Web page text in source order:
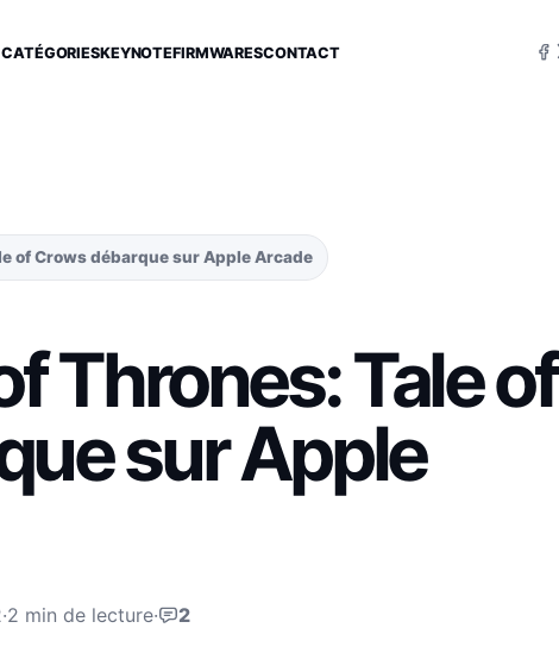
CATÉGORIESKEYNOTEFIRMWARESCONTACT
of Crows débarque sur Apple Arcade
Thrones: Tale of
sur Apple
·2 min de lecture· 2